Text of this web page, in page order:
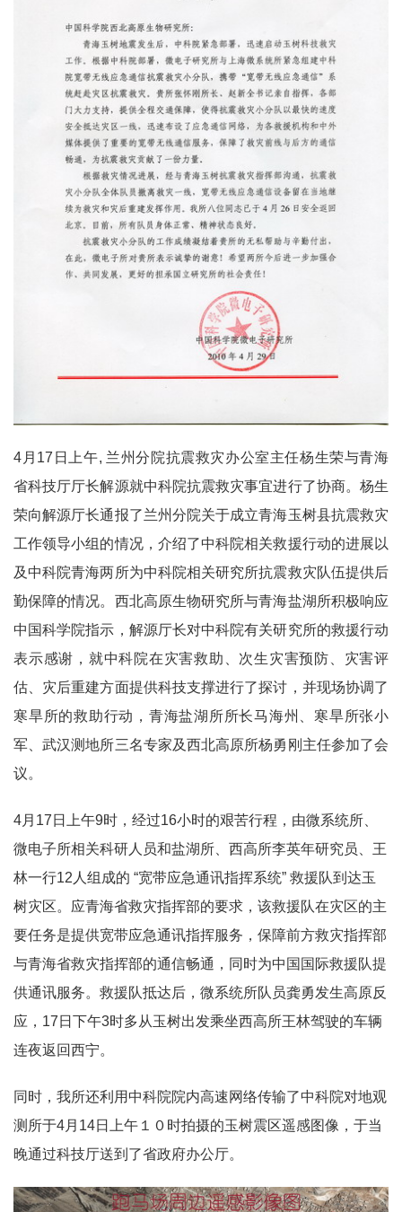
4月17日上午, 兰州分院抗震救灾办公室主任杨生荣与青海
省科技厅厅长解源就中科院抗震救灾事宜进行了协商。杨生
荣向解源厅长通报了兰州分院关于成立青海玉树县抗震救灾
工作领导小组的情况，介绍了中科院相关救援行动的进展以
及中科院青海两所为中科院相关研究所抗震救灾队伍提供后
勤保障的情况。西北高原生物研究所与青海盐湖所积极响应
中国科学院指示，解源厅长对中科院有关研究所的救援行动
表示感谢，就中科院在灾害救助、次生灾害预防、灾害评
估、灾后重建方面提供科技支撑进行了探讨，并现场协调了
寒旱所的救助行动，青海盐湖所所长马海州、寒旱所张小
军、武汉测地所三名专家及西北高原所杨勇刚主任参加了会
议。
4月17日上午9时，经过16小时的艰苦行程，由微系统所、
微电子所相关科研人员和盐湖所、西高所李英年研究员、王
林一行12人组成的 “宽带应急通讯指挥系统” 救援队到达玉
树灾区。应青海省救灾指挥部的要求，该救援队在灾区的主
要任务是提供宽带应急通讯指挥服务，保障前方救灾指挥部
与青海省救灾指挥部的通信畅通，同时为中国国际救援队提
供通讯服务。救援队抵达后，微系统所队员龚勇发生高原反
应，17日下午3时多从玉树出发乘坐西高所王林驾驶的车辆
连夜返回西宁。
同时，我所还利用中科院院内高速网络传输了中科院对地观
测所于4月14日上午１０时拍摄的玉树震区遥感图像，于当
晚通过科技厅送到了省政府办公厅。